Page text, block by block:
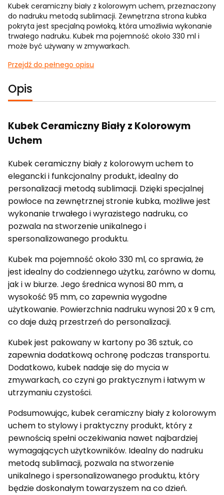
Kubek ceramiczny biały z kolorowym uchem, przeznaczony
do nadruku metodą sublimacji. Zewnętrzna strona kubka
pokryta jest specjalną powłoką, która umożliwia wykonanie
trwałego nadruku. Kubek ma pojemność około 330 ml i
może być używany w zmywarkach.
Przejdź do pełnego opisu
Opis
Kubek Ceramiczny Biały z Kolorowym
Uchem
Kubek ceramiczny biały z kolorowym uchem to
elegancki i funkcjonalny produkt, idealny do
personalizacji metodą sublimacji. Dzięki specjalnej
powłoce na zewnętrznej stronie kubka, możliwe jest
wykonanie trwałego i wyrazistego nadruku, co
pozwala na stworzenie unikalnego i
spersonalizowanego produktu.
Kubek ma pojemność około 330 ml, co sprawia, że
jest idealny do codziennego użytku, zarówno w domu,
jak i w biurze. Jego średnica wynosi 80 mm, a
wysokość 95 mm, co zapewnia wygodne
użytkowanie. Powierzchnia nadruku wynosi 20 x 9 cm,
co daje dużą przestrzeń do personalizacji.
Kubek jest pakowany w kartony po 36 sztuk, co
zapewnia dodatkową ochronę podczas transportu.
Dodatkowo, kubek nadaje się do mycia w
zmywarkach, co czyni go praktycznym i łatwym w
utrzymaniu czystości.
Podsumowując, kubek ceramiczny biały z kolorowym
uchem to stylowy i praktyczny produkt, który z
pewnością spełni oczekiwania nawet najbardziej
wymagających użytkowników. Idealny do nadruku
metodą sublimacji, pozwala na stworzenie
unikalnego i spersonalizowanego produktu, który
będzie doskonałym towarzyszem na co dzień.